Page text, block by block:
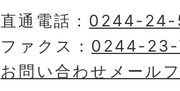
直通電話： 0244-
ファクス： 0244-
お問い合わせメール